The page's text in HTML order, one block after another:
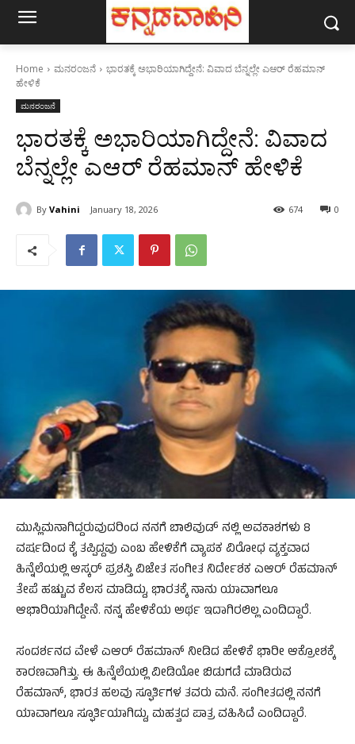
Home ಮನರಂಜನೆ
ಭಾರತಕ್ಕೆ ಅಭಾರಿಯಾಗಿದ್ದೇನೆ: ವಿವಾದ ಬೆನ್ನಲ್ಲೇ ಎಆರ್‌ ರೆಹಮಾನ್‌
ಹೇಳಿಕೆ
ಮನರಂಜನೆ
ಭಾರತಕ್ಕೆ ಅಭಾರಿಯಾಗಿದ್ದೇನೆ: ವಿವಾದ
ಬೆನ್ನಲ್ಲೇ ಎಆರ್‌ ರೆಹಮಾನ್‌ ಹೇಳಿಕೆ
By Vahini January 18, 2026 0
674
ಮುಸ್ಲಿಮನಾಗಿದ್ದರುವುದರಿಂದ ನನಗೆ ಬಾಲಿವುಡ್‌ ನಲ್ಲಿ ಅವಕಾಶಗಳು 8
ವರ್ಷದಿಂದ ಕೈ ತಪ್ಪಿದ್ದವು ಎಂಬ ಹೇಳಿಕೆಗೆ ವ್ಯಾಪಕ ವಿರೋಧ ವ್ಯಕ್ತವಾದ
ಹಿನ್ನೆಲೆಯಲ್ಲಿ ಆಸ್ಕರ್‌ ಪ್ರಶಸ್ತಿ ವಿಜೇತ ಸಂಗೀತ ನಿರ್ದೇಶಕ ಎಆರ್‌ ರೆಹಮಾನ್‌
ತೇಪೆ ಹಚ್ಚುವ ಕೆಲಸ ಮಾಡಿದ್ದು, ಭಾರತಕ್ಕೆ ನಾನು ಯಾವಾಗಲೂ
ಆಭಾರಿಯಾಗಿದ್ದೇನೆ. ನನ್ನ ಹೇಳಿಕೆಯ ಅರ್ಥ ಇದಾಗಿರಲಿಲ್ಲ ಎಂದಿದ್ದಾರೆ.
ಸಂದರ್ಶನದ ವೇಳೆ ಎಆರ್‌ ರೆಹಮಾನ್‌ ನೀಡಿದ ಹೇಳಿಕೆ ಭಾರೀ ಆಕ್ರೋಶಕ್ಕೆ
ಕಾರಣವಾಗಿತ್ತು. ಈ ಹಿನ್ನೆಲೆಯಲ್ಲಿ ವೀಡಿಯೋ ಬಿಡುಗಡೆ ಮಾಡಿರುವ
ರೆಹಮಾನ್‌, ಭಾರತ ಹಲವು ಸ್ಫೂರ್ತಿಗಳ ತವರು ಮನೆ. ಸಂಗೀತದಲ್ಲಿ ನನಗೆ
ಯಾವಾಗಲೂ ಸ್ಫೂರ್ತಿಯಾಗಿದ್ದು, ಮಹತ್ವದ ಪಾತ್ರ ವಹಿಸಿದೆ ಎಂದಿದ್ದಾರೆ.